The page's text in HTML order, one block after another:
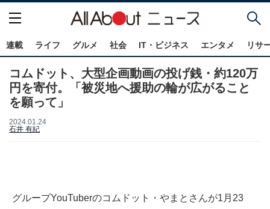
連載 ライフ グルメ 社会 IT・ビジネス エンタメ リサ
コムドット、大型企画動画の投げ銭・約120万
円を寄付。「被災地へ援助の輪が広がること
を願って」
2024.01.24
石井 有紀
グループYouTuberのコムドット・やまとさんが1月23